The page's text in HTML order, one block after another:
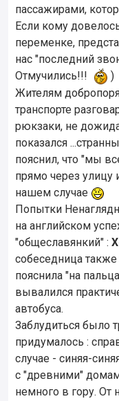
пассажирами,
Если кому
переменке,
нас "последний
Отмучились!!!
)
Жителям
транспорте
рюкзаки, не
показался
пояснил, что "мы
прямо через улицу
нашем случае
Попытки
на английском
"общеславянкий" :
собеседница
пояснила "на
вывалился
автобуса.
Заблудиться было
придумалось :
случае - синяя-
с "древними"
немного в гору. От